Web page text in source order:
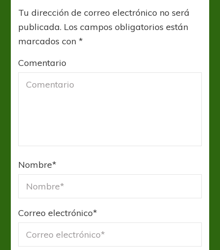
Tu dirección de correo electrónico no será
publicada. Los campos obligatorios están
marcados con*
Comentario
Nombre*
Correo electrónico*